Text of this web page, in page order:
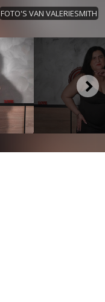
FOTO'S VAN VALERIESMITH